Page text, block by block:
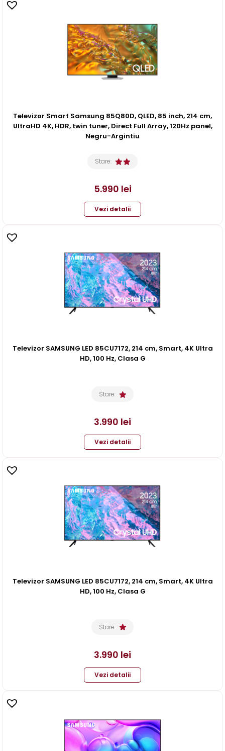
Televizor Smart Samsung 85Q80D, QLED, 85 inch, 214 cm,
UltraHD 4K, HDR, twin tuner, Direct Full Array, 120Hz panel,
Negru-Argintiu
Stare:
5.990 lei
Vezi detalii
Televizor SAMSUNG LED 85CU7172, 214 cm, Smart, 4K Ultra
HD, 100 Hz, Clasa G
Stare:
3.990 lei
Vezi detalii
Televizor SAMSUNG LED 85CU7172, 214 cm, Smart, 4K Ultra
HD, 100 Hz, Clasa G
Stare:
3.990 lei
Vezi detalii